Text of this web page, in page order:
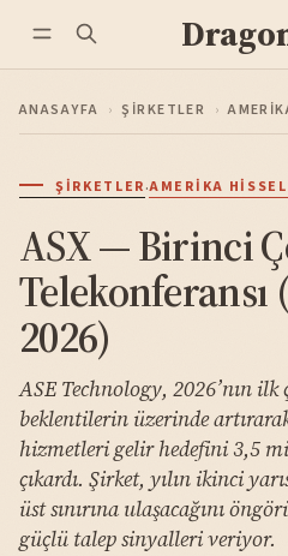
ANASAYFA › ŞIRKETLER ›
ŞIRKETLER·AMERIKA
ASX — Birinci
Telekonferansı
2026)
ASE Technology, 2026’nın
beklentilerin üzerinde
hizmetleri gelir hedefini 3,5
çıkardı. Şirket, yılın ikinci
üst sınırına ulaşacağını
güçlü talep sinyalleri veriyor.